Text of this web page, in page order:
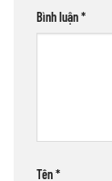
Bình luận*
Tên*